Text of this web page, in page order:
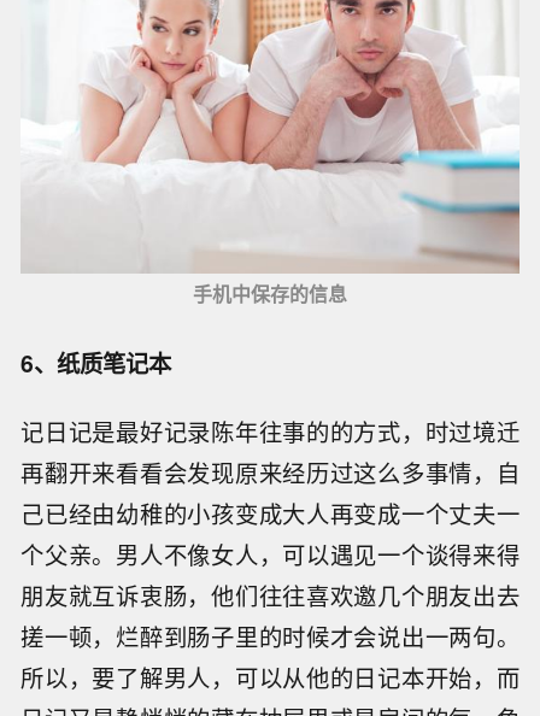
手机中保存的信息
6、纸质笔记本
记日记是最好记录陈年往事的的方式，时过境迁
再翻开来看看会发现原来经历过这么多事情，自
己已经由幼稚的小孩变成大人再变成一个丈夫一
个父亲。男人不像女人，可以遇见一个谈得来得
朋友就互诉衷肠，他们往往喜欢邀几个朋友出去
搓一顿，烂醉到肠子里的时候才会说出一两句。
所以，要了解男人，可以从他的日记本开始，而